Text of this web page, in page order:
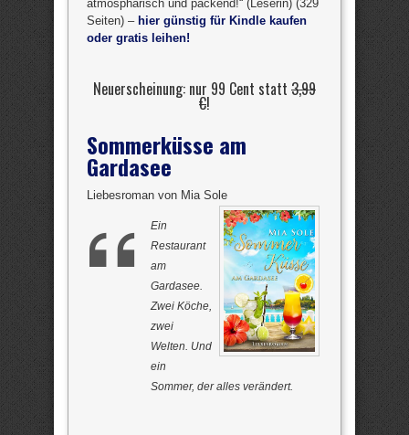
atmosphärisch und packend!“ (Leserin) (329
Seiten) – hier günstig für Kindle kaufen
oder gratis leihen!
Neuerscheinung: nur 99 Cent statt 3,99
€!
Sommerküsse am
Gardasee
Liebesroman von Mia Sole
Ein
Restaurant
am
Gardasee.
Zwei Köche,
zwei
Welten. Und
ein
Sommer, der alles verändert.